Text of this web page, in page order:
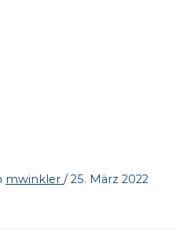
mwinkler /25. März 2022